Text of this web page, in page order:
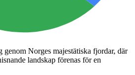
genom Norges majestätiska fjordar, där
landskap förenas för en